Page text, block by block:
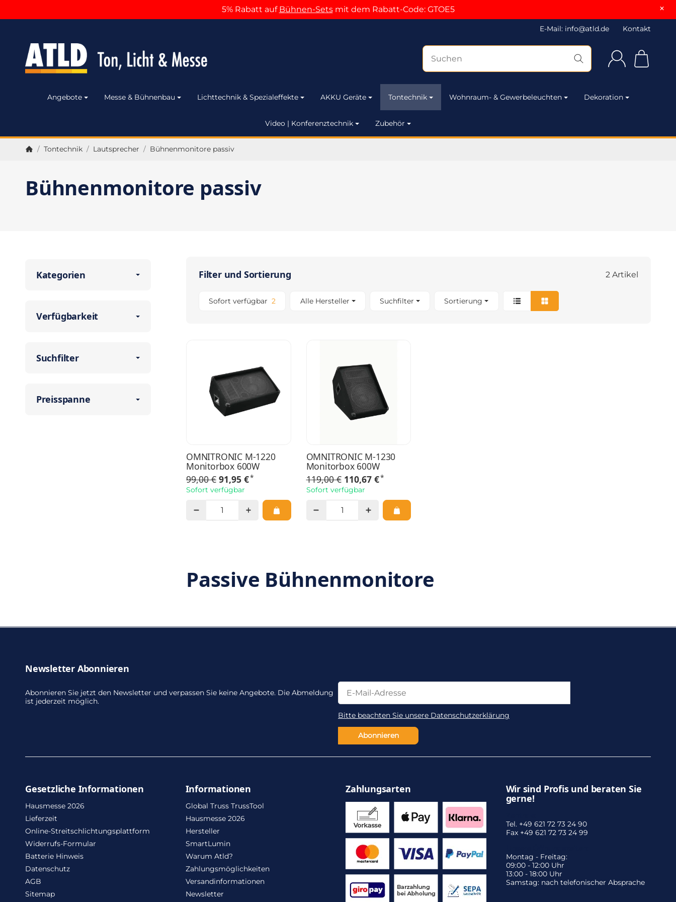
5% Rabatt auf Bühnen-Setsmit dem Rabatt-Code: GTOE5 ×
E-Mail: info@atld.de Kontakt
Angebote Messe & Bühnenbau Lichttechnik & Spezialeffekte AKKU Geräte Tontechnik Wohnraum- & Gewerbeleuchten Dekoration
Video | Konferenztechnik Zubehör
/ Tontechnik / Lautsprecher / Bühnenmonitore passiv
Bühnenmonitore passiv
Filter und Sortierung 2 Artikel
Sofort verfügbar 2 Artikel gefunden
Alle Hersteller Suchfilter Sortierung
OMNITRONIC M-1220
Monitorbox 600W
99,00 € 91,95 €*
Sofort verfügbar
OMNITRONIC M-1230
Monitorbox 600W
119,00 € 110,67 €*
Sofort verfügbar
Passive Bühnenmonitore
Kategorien
Verfügbarkeit
Suchfilter
Preisspanne
Gesetzliche Informationen
Hausmesse 2026
Lieferzeit
Online-Streitschlichtungsplattform
Widerrufs-Formular
Batterie Hinweis
Datenschutz
AGB
Sitemap
Informationen
Global Truss TrussTool
Hausmesse 2026
Hersteller
SmartLumin
Warum Atld?
Zahlungsmöglichkeiten
Versandinformationen
Newsletter
Zahlungsarten Wir sind Profis und beraten Sie
gerne!
Tel. +49 621 72 73 24 90
Fax +49 621 72 73 24 99
Montag - Freitag:
09:00 - 12:00 Uhr
13:00 - 18:00 Uhr
Samstag: nach telefonischer Absprache
Newsletter Abonnieren
Abonnieren Sie jetzt den Newsletter und verpassen Sie keine Angebote. Die Abmeldung
ist jederzeit möglich.
Newsletter Abonnieren
Newsletter Abonnieren
Bitte beachten Sie unsere Datenschutzerklärung
Abonnieren